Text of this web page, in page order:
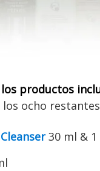
los productos
ocho
30 ml & 1